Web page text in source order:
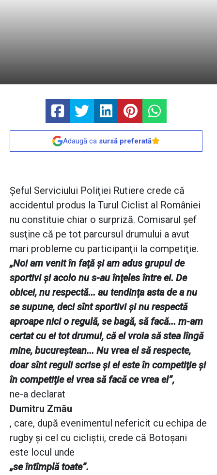
Adaugă ca sursă preferată
Şeful Serviciului Poliţiei Rutiere crede că
accidentul produs la Turul Ciclist al României
nu constituie chiar o surpriză. Comisarul şef
susţine că pe tot parcursul drumului a avut
mari probleme cu participanţii la competiţie.
„Noi am venit în faţă şi am adus grupul de
sportivi şi acolo nu s-au înţeles între ei. De
obicei, nu respectă... au tendinţa asta de a nu
se supune, deci sînt sportivi şi nu respectă
aproape nici o regulă, se bagă, să facă... m-am
certat cu ei tot drumul, că el vroia să stea lîngă
mine, bucureştean... Nu vrea el să respecte,
doar sînt reguli scrise şi el este în competiţie şi
în competiţie el vrea să facă ce vrea el”,
ne-a declarat
Dumitru Zmău
, care, după evenimentul nefericit cu echipa de
rugby şi cel cu cicliştii, crede că Botoşani
este locul unde
„se întîmplă toate”.